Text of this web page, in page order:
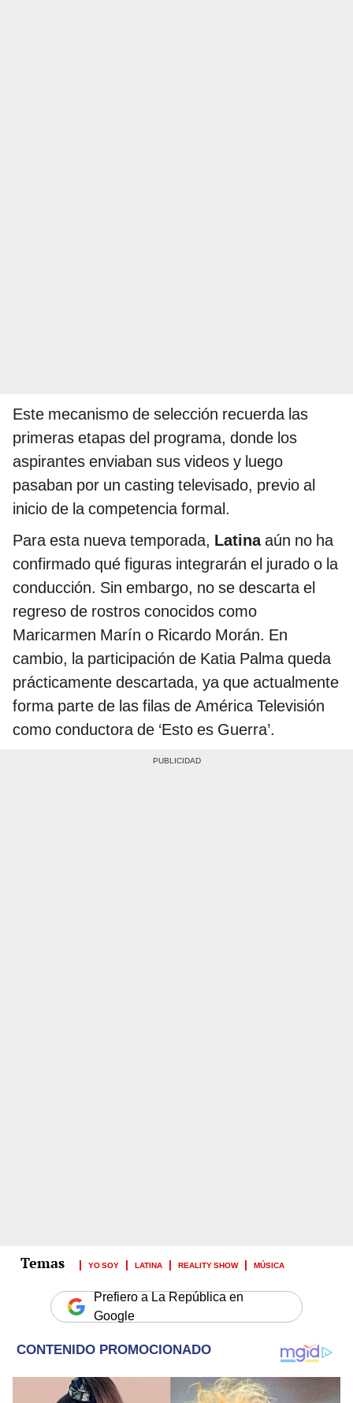
Este mecanismo de selección recuerda las
primeras etapas del programa, donde los
aspirantes enviaban sus videos y luego
pasaban por un casting televisado, previo al
inicio de la competencia formal.
Para esta nueva temporada, Latinaaún no ha
confirmado qué figuras integrarán el jurado o la
conducción. Sin embargo, no se descarta el
regreso de rostros conocidos como
Maricarmen Marín o Ricardo Morán. En
cambio, la participación de Katia Palma queda
prácticamente descartada, ya que actualmente
forma parte de las filas de América Televisión
como conductora de ‘Esto es Guerra’.
YO SOY LATINA REALITY SHOW MÚSICA
Prefiero a La República en
Google